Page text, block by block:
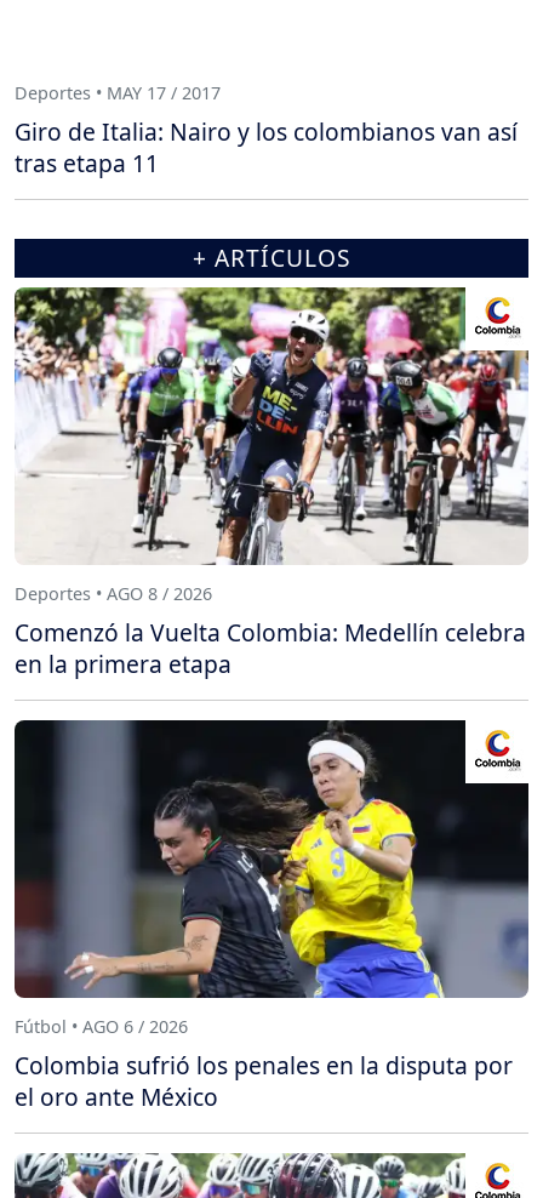
Deportes • MAY 17 / 2017
Giro de Italia: Nairo y los colombianos van así
tras etapa 11
+ ARTÍCULOS
Deportes • AGO 8 / 2026
Comenzó la Vuelta Colombia: Medellín celebra
en la primera etapa
Fútbol • AGO 6 / 2026
Colombia sufrió los penales en la disputa por
el oro ante México